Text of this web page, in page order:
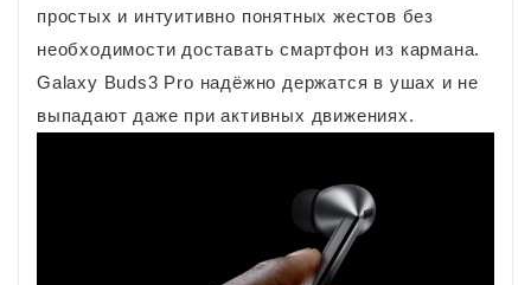
простых и интуитивно понятных жестов без
необходимости доставать смартфон из кармана.
Galaxy Buds3 Pro надёжно держатся в ушах и не
выпадают даже при активных движениях.